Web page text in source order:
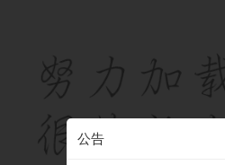
公告